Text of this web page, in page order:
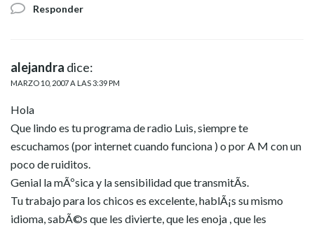
Responder
alejandra dice:
MARZO 10, 2007 A LAS 3:39 PM
Hola
Que lindo es tu programa de radio Luis, siempre te
escuchamos (por internet cuando funciona ) o por A M con un
poco de ruiditos.
Genial la mÃºsica y la sensibilidad que transmitÃ­s.
Tu trabajo para los chicos es excelente, hablÃ¡s su mismo
idioma, sabÃ©s que les divierte, que les enoja , que les